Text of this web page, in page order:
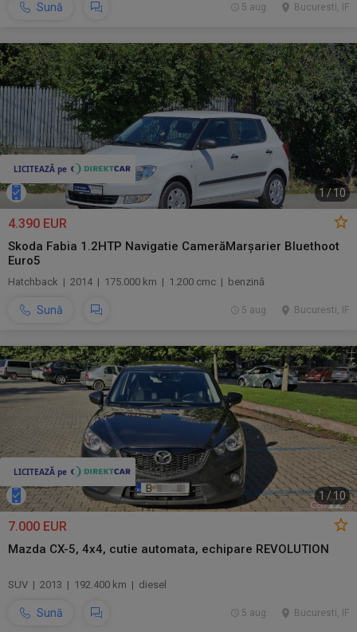
Sună Bucuresti, IF
5 aug.
1/ 10
4.390 EUR
Skoda Fabia 1.2HTP Navigatie CamerăMarșarier Bluethoot
Euro5
Hatchback | 2014 | 175.000 km | 1.200 cmc | benzină
Sună Bucuresti, IF
5 aug.
1 /10
7.000 EUR
Mazda CX-5, 4x4, cutie automata, echipare REVOLUTION
SUV | 2013 | 192.400 km | diesel
Sună Bucuresti, IF
5 aug.